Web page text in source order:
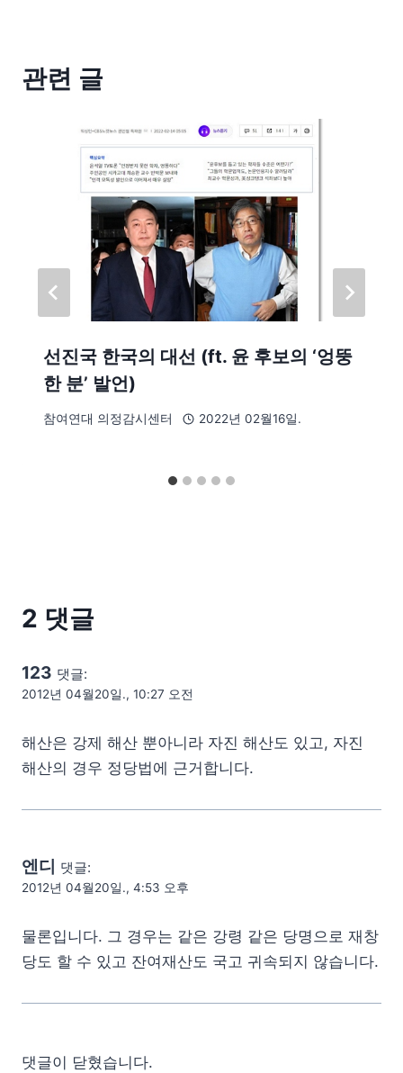
관련 글
선진국 한국의 대선 (ft. 윤 후보의 ‘엉뚱
한 분’ 발언)
참여연대 의정감시센터 2022년 02월16일.
2 댓글
123 댓글:
2012년 04월20일., 10:27 오전
해산은 강제 해산 뿐아니라 자진 해산도 있고, 자진
해산의 경우 정당법에 근거합니다.
엔디 댓글:
2012년 04월20일., 4:53 오후
물론입니다. 그 경우는 같은 강령 같은 당명으로 재창
당도 할 수 있고 잔여재산도 국고 귀속되지 않습니다.
댓글이 닫혔습니다.